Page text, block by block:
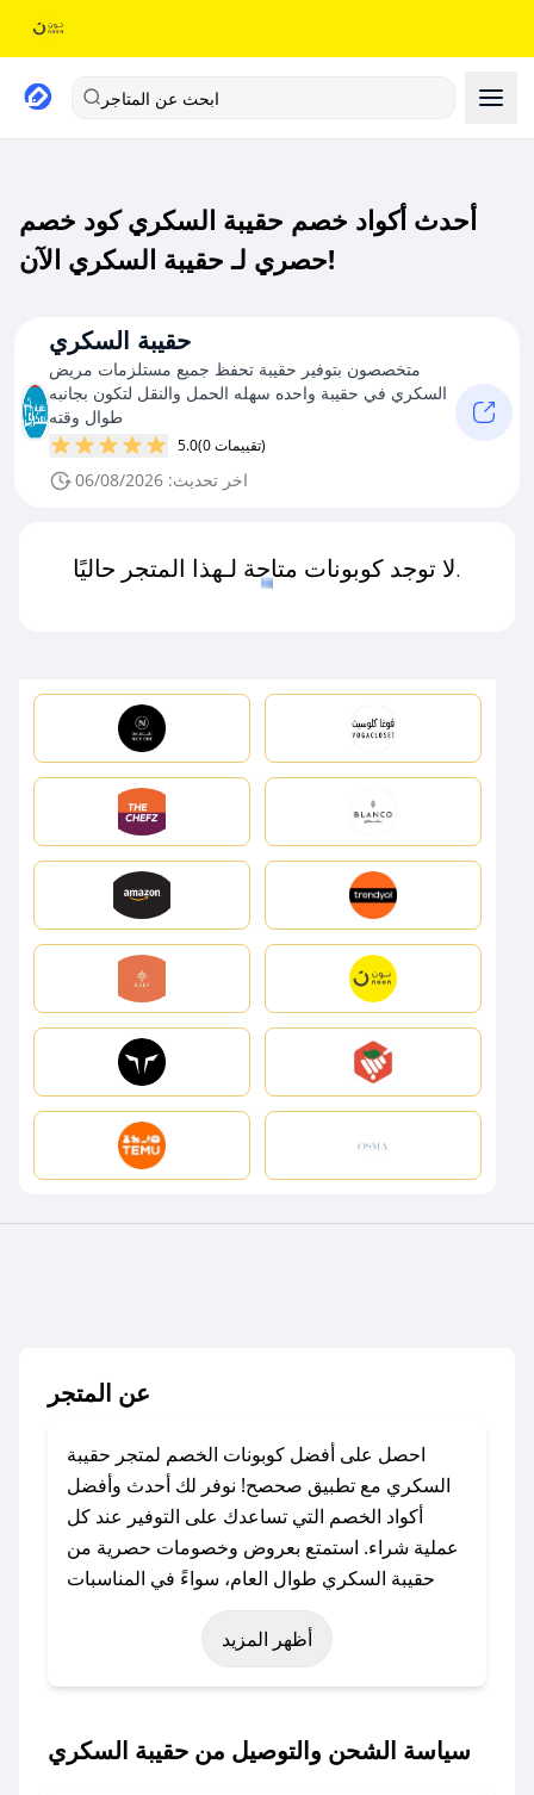
ابحث عن المتاجر
أحدث أكواد خصم حقيبة السكري كود خصم
حصري لـ حقيبة السكري الآن!
حقيبة السكري
متخصصون بتوفير حقيبة تحفظ جميع مستلزمات مريض
السكري في حقيبة واحده سهله الحمل والنقل لتكون بجانبه
طوال وقته
5.0 (0 تقييمات)
اخر تحديث: 06/08/2026
لا توجد كوبونات متاحة لـهذا المتجر حاليًا.
عن المتجر
احصل على أفضل كوبونات الخصم لمتجر حقيبة
السكري مع تطبيق صحصح! نوفر لك أحدث وأفضل
أكواد الخصم التي تساعدك على التوفير عند كل
عملية شراء. استمتع بعروض وخصومات حصرية من
حقيبة السكري طوال العام، سواءً في المناسبات
مثل عيد الفطر، عيد الأضحى، الجمعة البيضاء (شهر
نوفمبر)، رمضان، اليوم الوطني، يوم التأسيس، أو
حتى عروض خاصة أخرى.
السكري؟
أظهر المزيد
سياسة الشحن والتوصيل من حقيبة السكري